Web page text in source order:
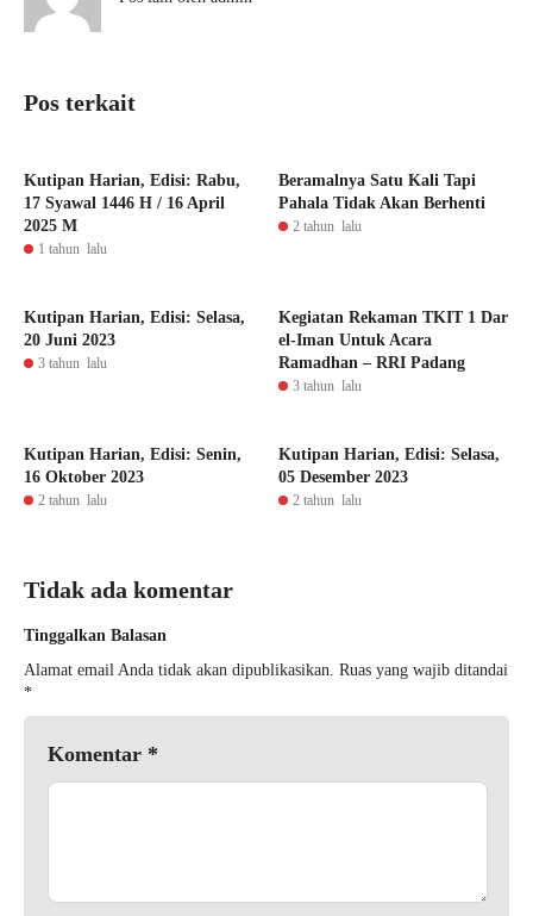
Pos terkait
Kutipan Harian, Edisi: Rabu,
17 Syawal 1446 H / 16 April
2025 M
1 tahun lalu
Beramalnya Satu Kali Tapi
Pahala Tidak Akan Berhenti
2 tahun lalu
Kutipan Harian, Edisi: Selasa,
20 Juni 2023
3 tahun lalu
Kegiatan Rekaman TKIT 1 Dar
el-Iman Untuk Acara
Ramadhan – RRI Padang
3 tahun lalu
Kutipan Harian, Edisi: Senin,
16 Oktober 2023
2 tahun lalu
Kutipan Harian, Edisi: Selasa,
05 Desember 2023
2 tahun lalu
Tidak ada komentar
Tinggalkan Balasan
Alamat email Anda tidak akan dipublikasikan. Ruas yang wajib ditandai
*
Komentar *